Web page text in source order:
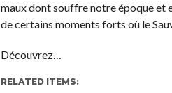
maux dont souffre notre époque et
de certains moments forts où le
Découvrez…
RELATED ITEMS: